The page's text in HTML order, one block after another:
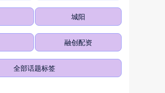
城阳
融创配资
全部话题标签